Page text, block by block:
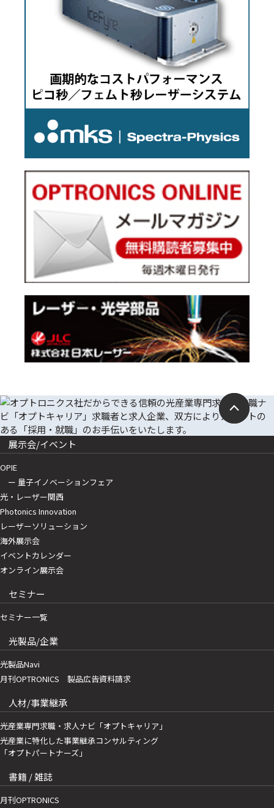
展示会/イベント
OPIE
ー 量子イノベーションフェア
光・レーザー関西
Photonics Innovation
レーザーソリューション
海外展示会
イベントカレンダー
オンライン展示会
セミナー
セミナー一覧
光製品/企業
光製品Navi
月刊OPTRONICS 製品広告資料請求
人材/事業継承
光産業専門求職・求人ナビ「オプトキャリア」
光産業に特化した事業継承コンサルティング
「オプトパートナーズ」
書籍 / 雑誌
月刊OPTRONICS